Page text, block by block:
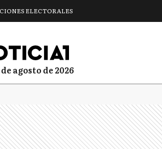
ELECTORALES
agosto de 2026